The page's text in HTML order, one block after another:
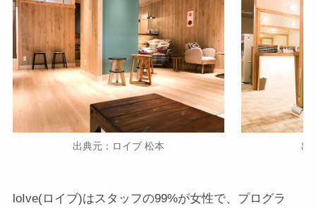
出典元：ロイブ 松本 出
loIve(ロイブ)はスタッフの99%が女性で、プログラ